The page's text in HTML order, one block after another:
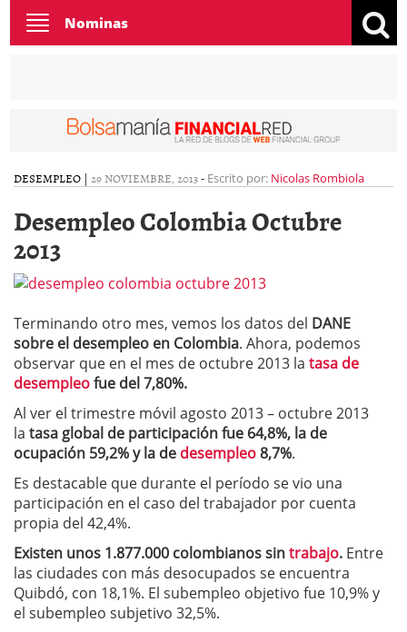
Toggle
navigation
Nominas
DESEMPLEO | 29 NOVIEMBRE, 2013- Escrito por: Nicolas Rombiola
Desempleo Colombia Octubre
2013
Terminando otro mes, vemos los datos del DANE
sobre el desempleo en Colombia. Ahora, podemos
observar que en el mes de octubre 2013 la tasa de
desempleofue del 7,80%.
Al ver el trimestre móvil agosto 2013 – octubre 2013
la tasa global de participación fue 64,8%, la de
ocupación 59,2% y la de desempleo8,7%.
Es destacable que durante el período se vio una
participación en el caso del trabajador por cuenta
propia del 42,4%.
Existen unos 1.877.000 colombianos sintrabajo. Entre
las ciudades con más desocupados se encuentra
Quibdó, con 18,1%. El subempleo objetivo fue 10,9% y
el subempleo subjetivo 32,5%.